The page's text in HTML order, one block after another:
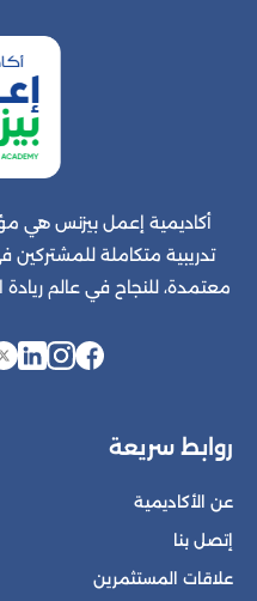
أكاديمية إعمل بيزنس هي
معتمدة، للنجاح في عالم
روابط سريعة
عن الأكاديمية
إتصل بنا
علاقات المستثمرين